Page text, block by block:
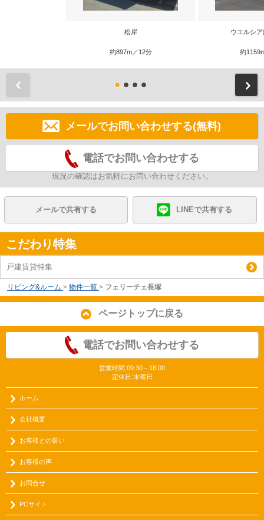
松岸
約897m／12分
ウエルシ
約
メールでお問い合わせする(無料)
電話でお問い合わせする
現況の確認はお気軽にお問い合わせください。
メールで共有する LINEで共有する
こだわり特集
戸建賃貸特集
リビング&ルーム > 物件一覧 > フェリーチェ長塚
ページトップに戻る
電話でお問い合わせする
営業時間:09:30～18:00
定休日:水曜日
ホーム
会社概要
お客様との誓い
お客様の声
お問合せ
PCサイト